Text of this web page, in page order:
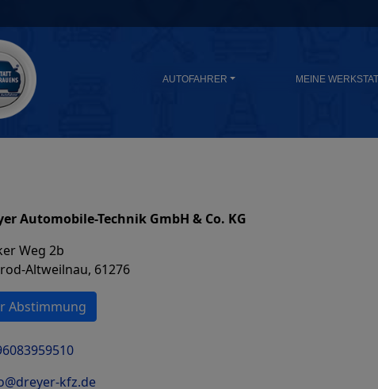
AUTOFAHRER MEINE
Automobile-Technik GmbH & Co. KG
Weg 2b
Altweilnau, 61276
Abstimmung
kfz.de